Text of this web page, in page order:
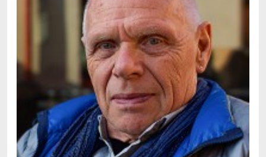
Abgarjan, Narine
Abish, Walter
Aboulela, Leila
Abrahams, Peter (f. 1919)
Abrahams, Peter (f. 1947)
Abrahamson, Emmy
Abse, Dannie
Abu-Jaber, Diana
Abulhawa, Susan
Aburas, Lone